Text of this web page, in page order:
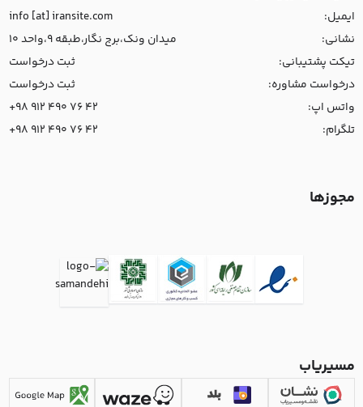
ایمیل:
info [at] iransite.com
نشانی:
میدان ونک،برج نگار،طبقه 9،واحد 10
تیکت پشتیبانی:
ثبت درخواست
درخواست مشاوره:
ثبت درخواست
واتس اپ:
+98 912 490 76 42
تلگرام:
+98 912 490 76 42
مجوزها
مسیریاب